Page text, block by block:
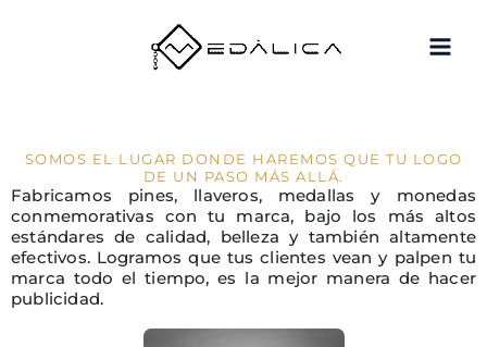
SOMOS EL LUGAR DONDE HAREMOS QUE TU LOGO
DE UN PASO MÁS ALLÁ.
Fabricamos pines, llaveros, medallas y monedas
conmemorativas con tu marca, bajo los más altos
estándares de calidad, belleza y también altamente
efectivos. Logramos que tus clientes vean y palpen tu
marca todo el tiempo, es la mejor manera de hacer
publicidad.